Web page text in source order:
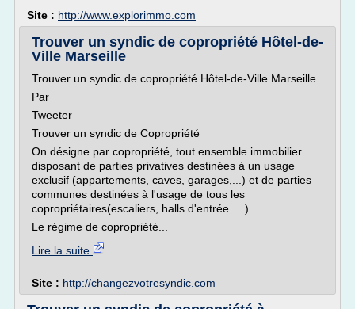
Site : http://www.explorimmo.com
Trouver un syndic de copropriété Hôtel-de-
Ville Marseille
Trouver un syndic de copropriété Hôtel-de-Ville Marseille
Par
Tweeter
Trouver un syndic de Copropriété
On désigne par copropriété, tout ensemble immobilier
disposant de parties privatives destinées à un usage
exclusif (appartements, caves, garages,...) et de parties
communes destinées à l'usage de tous les
copropriétaires(escaliers, halls d'entrée... .).
Le régime de copropriété...
Lire la suite
Site : http://changezvotresyndic.com